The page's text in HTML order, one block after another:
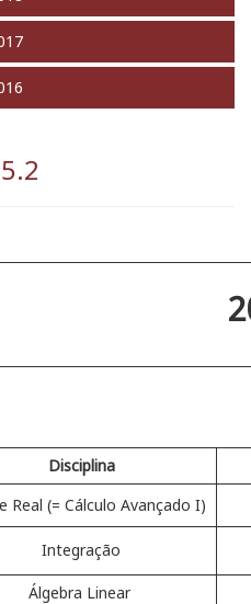
Disciplina
Real (= Cálculo Avançado I)
Integração
Álgebra Linear